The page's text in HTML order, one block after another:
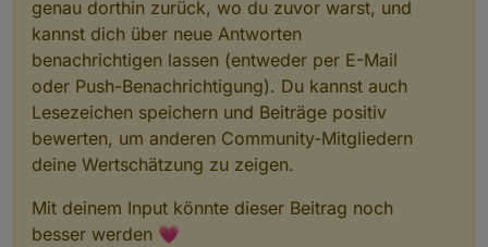
genau dorthin zurück, wo du zuvor warst, und
kannst dich über neue Antworten
benachrichtigen lassen (entweder per E-Mail
oder Push-Benachrichtigung). Du kannst auch
Lesezeichen speichern und Beiträge positiv
bewerten, um anderen Community-Mitgliedern
deine Wertschätzung zu zeigen.
Mit deinem Input könnte dieser Beitrag noch
besser werden 💗